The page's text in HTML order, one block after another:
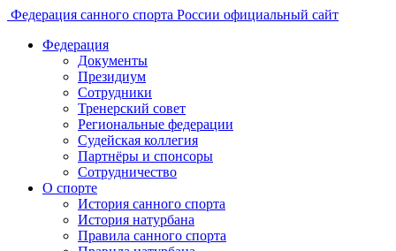
Федерация санного спорта России официальный сайт
Федерация
Документы
Президиум
Сотрудники
Тренерский совет
Региональные федерации
Судейская коллегия
Партнёры и спонсоры
Сотрудничество
О спорте
История санного спорта
История натурбана
Правила санного спорта